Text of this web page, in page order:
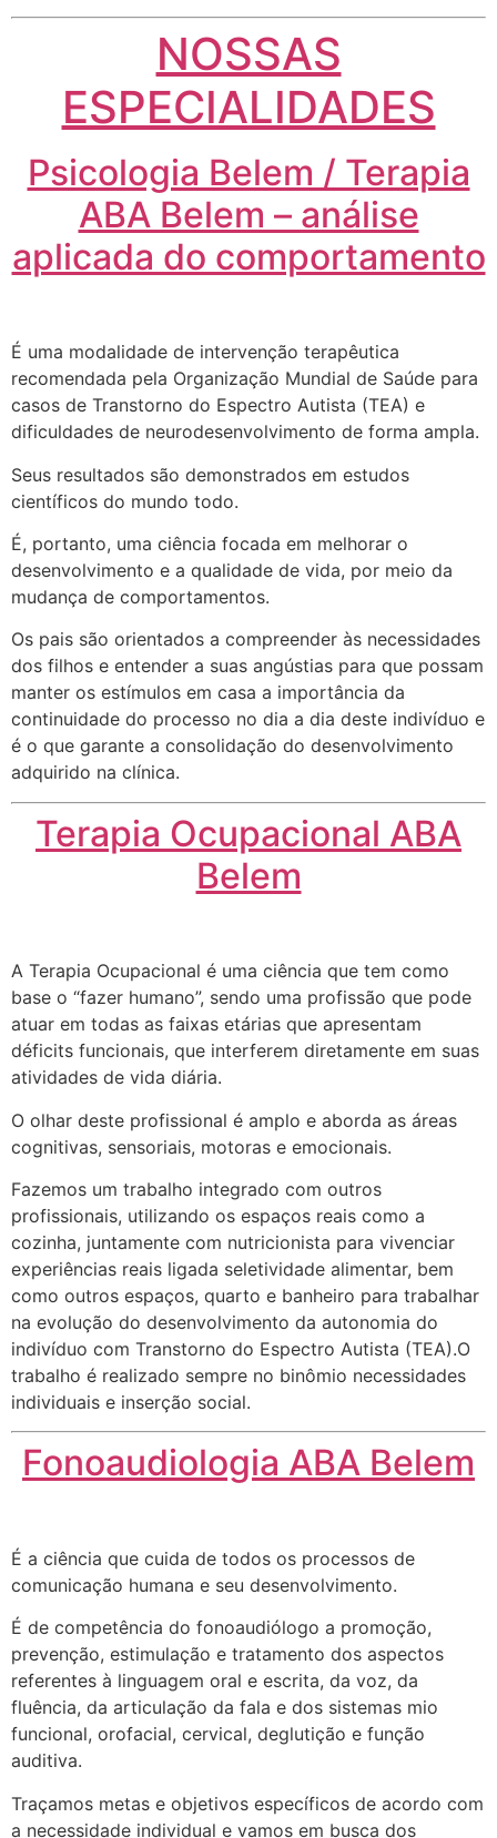
NOSSAS
ESPECIALIDADES
Psicologia Belem / Terapia
ABA Belem – análise
aplicada do comportamento
É uma modalidade de intervenção terapêutica
recomendada pela Organização Mundial de Saúde para
casos de Transtorno do Espectro Autista (TEA) e
dificuldades de neurodesenvolvimento de forma ampla.
Seus resultados são demonstrados em estudos
científicos do mundo todo.
É, portanto, uma ciência focada em melhorar o
desenvolvimento e a qualidade de vida, por meio da
mudança de comportamentos.
Os pais são orientados a compreender às necessidades
dos filhos e entender a suas angústias para que possam
manter os estímulos em casa a importância da
continuidade do processo no dia a dia deste indivíduo e
é o que garante a consolidação do desenvolvimento
adquirido na clínica.
Terapia Ocupacional ABA
Belem
A Terapia Ocupacional é uma ciência que tem como
base o “fazer humano”, sendo uma profissão que pode
atuar em todas as faixas etárias que apresentam
déficits funcionais, que interferem diretamente em suas
atividades de vida diária.
O olhar deste profissional é amplo e aborda as áreas
cognitivas, sensoriais, motoras e emocionais.
Fazemos um trabalho integrado com outros
profissionais, utilizando os espaços reais como a
cozinha, juntamente com nutricionista para vivenciar
experiências reais ligada seletividade alimentar, bem
como outros espaços, quarto e banheiro para trabalhar
na evolução do desenvolvimento da autonomia do
indivíduo com Transtorno do Espectro Autista (TEA).O
trabalho é realizado sempre no binômio necessidades
individuais e inserção social.
Fonoaudiologia ABA Belem
É a ciência que cuida de todos os processos de
comunicação humana e seu desenvolvimento.
É de competência do fonoaudiólogo a promoção,
prevenção, estimulação e tratamento dos aspectos
referentes à linguagem oral e escrita, da voz, da
fluência, da articulação da fala e dos sistemas mio
funcional, orofacial, cervical, deglutição e função
auditiva.
Traçamos metas e objetivos específicos de acordo com
a necessidade individual e vamos em busca dos